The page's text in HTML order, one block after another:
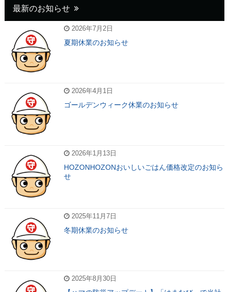
最新のお知らせ
2026年7月2日
夏期休業のお知らせ
2026年4月1日
ゴールデンウィーク休業のお知らせ
2026年1月13日
HOZONHOZONおいしいごはん価格改定のお知ら
せ
2025年11月7日
冬期休業のお知らせ
2025年8月30日